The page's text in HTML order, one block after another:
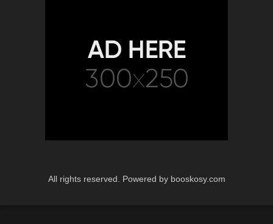
All rights reserved. Powered by booskosy.com